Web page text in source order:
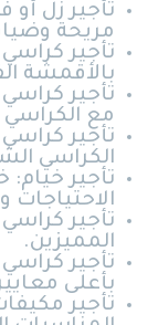
تأجير زل
مريحة
تأجير
بالأقمشة
تأجير
مع الكراسي
تأجير
الكراسي
تأجير
الاحتياجات
المميزين.
تأجير
بأعلى
تأجير